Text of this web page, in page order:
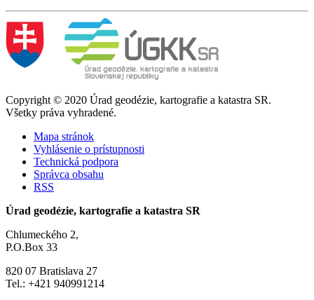
Copyright © 2020 Úrad geodézie, kartografie a katastra SR.
Všetky práva vyhradené.
Mapa stránok
Vyhlásenie o prístupnosti
Technická podpora
Správca obsahu
RSS
Úrad geodézie, kartografie a katastra SR
Chlumeckého 2,
P.O.Box 33
820 07 Bratislava 27
Tel.: +421 940991214